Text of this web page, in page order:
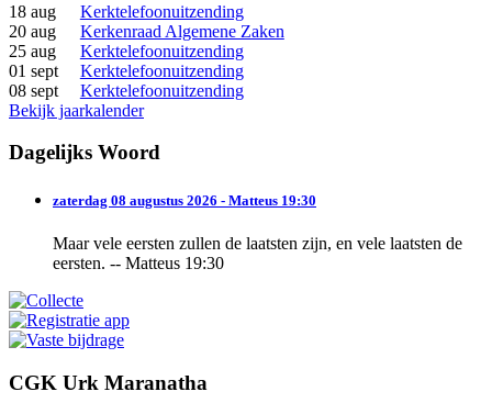
18 aug
Kerktelefoonuitzending
20 aug
Kerkenraad Algemene Zaken
25 aug
Kerktelefoonuitzending
01 sept
Kerktelefoonuitzending
08 sept
Kerktelefoonuitzending
Bekijk jaarkalender
Dagelijks Woord
zaterdag 08 augustus 2026 - Matteus 19:30
Maar vele eersten zullen de laatsten zijn, en vele laatsten de
eersten. -- Matteus 19:30
CGK Urk Maranatha